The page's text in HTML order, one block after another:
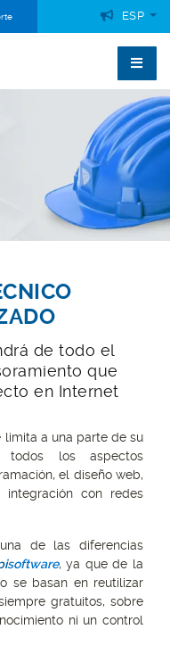
ESP
de todo el
que
en Internet
limita a una parte de su
todos los aspectos
el diseño web,
integración con redes
de las diferencias
software, ya que de la
se basan en reutilizar
gratuitos, sobre
ni un control